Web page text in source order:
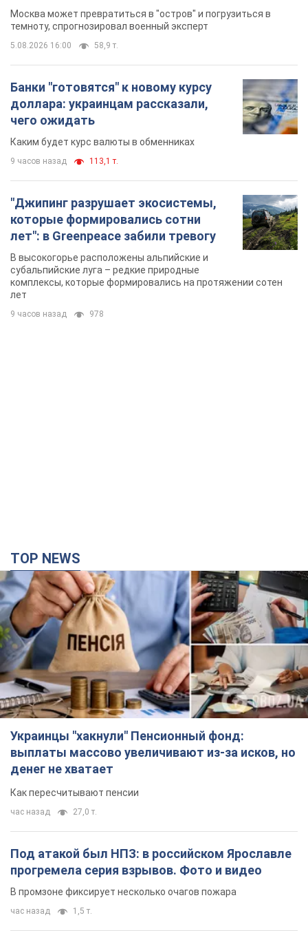
Москва может превратиться в "остров" и погрузиться в
темноту, спрогнозировал военный эксперт
5.08.2026 16:00 58,9 т.
Банки "готовятся" к новому курсу
доллара: украинцам рассказали,
чего ожидать
Каким будет курс валюты в обменниках
9 часов назад 113,1 т.
"Джипинг разрушает экосистемы,
которые формировались сотни
лет": в Greenpeace забили тревогу
В высокогорье расположены альпийские и
субальпийские луга – редкие природные
комплексы, которые формировались на протяжении сотен
лет
9 часов назад 978
TOP NEWS
Украинцы "хакнули" Пенсионный фонд:
выплаты массово увеличивают из-за исков, но
денег не хватает
Как пересчитывают пенсии
час назад 27,0 т.
Под атакой был НПЗ: в российском Ярославле
прогремела серия взрывов. Фото и видео
В промзоне фиксирует несколько очагов пожара
час назад 1,5 т.